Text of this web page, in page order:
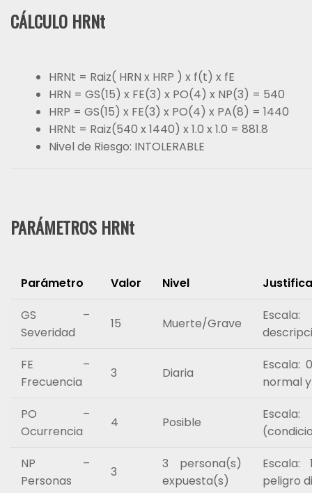
CÁLCULO HRNt
HRNt = Raiz( HRN x HRP ) x f(t) x fE
HRN = GS(15) x FE(3) x PO(4) x NP(3) = 540
HRP = GS(15) x FE(3) x PO(4) x PA(8) = 1440
HRNt = Raiz(540 x 1440) x 1.0 x 1.0 = 881.8
Nivel de Riesgo: INTOLERABLE
PARÁMETROS HRNt
Parámetro Valor Nivel
GS –
Severidad
15 Muerte/Grave
FE –
Frecuencia
3 Diaria
Escala:
normal
PO –
Ocurrencia
4 Posible
NP –
Personas
3
3 persona(s)
expuesta(s)
peligro